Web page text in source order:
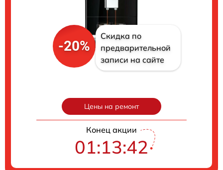
-20%
Скидка по
предварительной
записи на сайте
Цены на ремонт
Конец акции
01:13:40